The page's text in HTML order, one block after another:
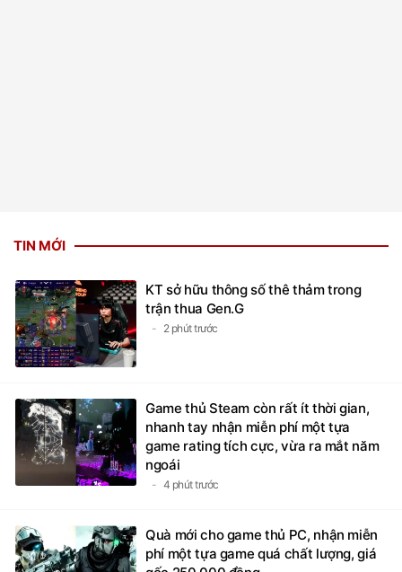
TIN MỚI
KT sở hữu thông số thê thảm trong
trận thua Gen.G
2 phút trước
Game thủ Steam còn rất ít thời gian,
nhanh tay nhận miễn phí một tựa
game rating tích cực, vừa ra mắt năm
ngoái
4 phút trước
Quà mới cho game thủ PC, nhận miễn
phí một tựa game quá chất lượng, giá